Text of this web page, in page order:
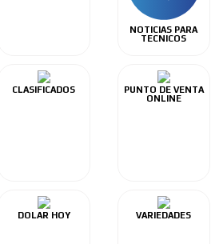
NOTICIAS PARA
TECNICOS
CLASIFICADOS
PUNTO DE VENTA
ONLINE
DOLAR HOY VARIEDADES